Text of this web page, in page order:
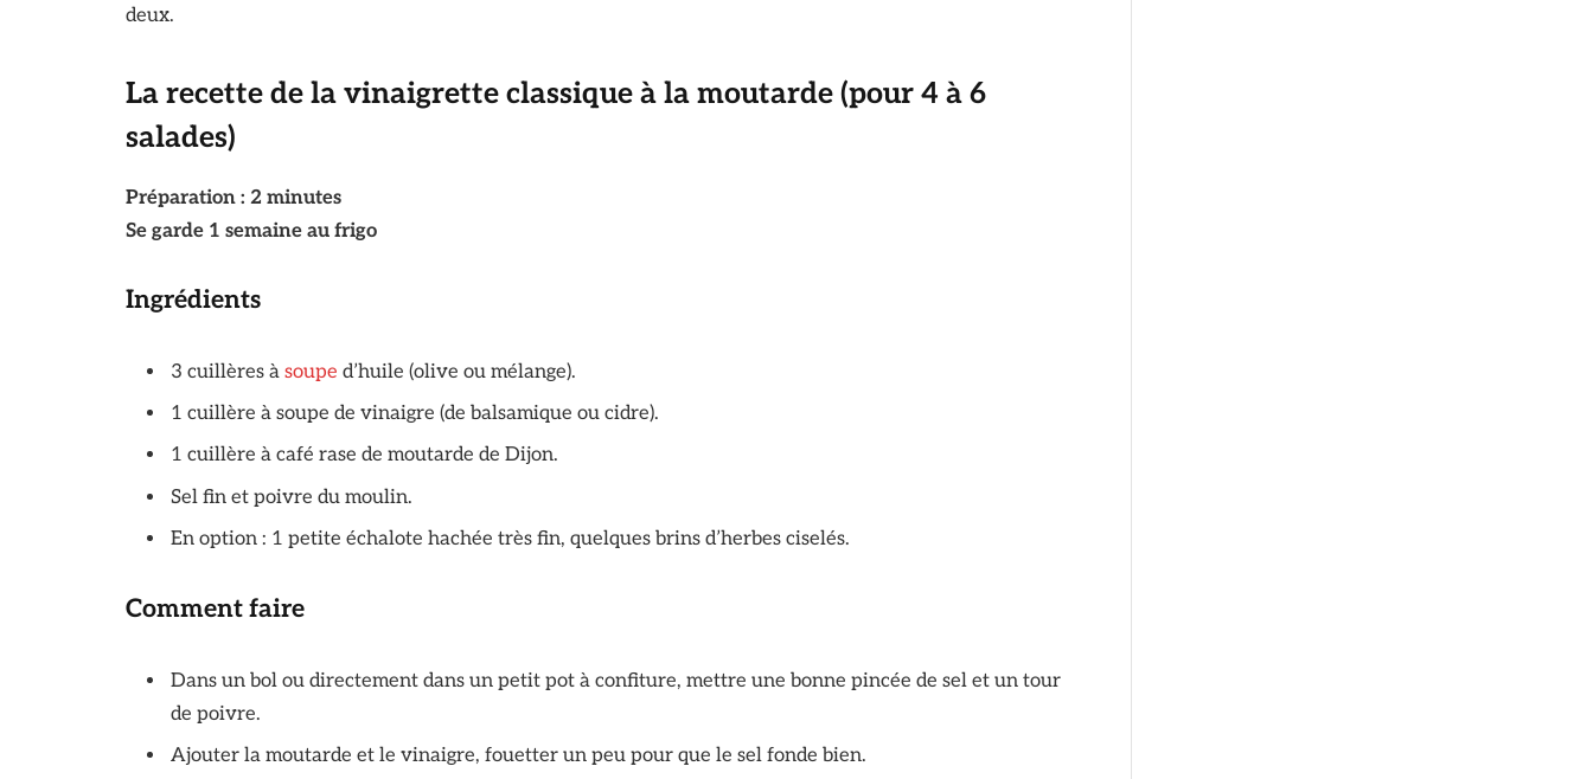
deux.
La recette de la vinaigrette classique à la moutarde (pour 4 à 6
salades)
Préparation : 2 minutes
Se garde 1 semaine au frigo
Ingrédients
3 cuillères à soupe d’huile (olive ou mélange).
1 cuillère à soupe de vinaigre (de balsamique ou cidre).
1 cuillère à café rase de moutarde de Dijon.
Sel fin et poivre du moulin.
En option : 1 petite échalote hachée très fin, quelques brins d’herbes ciselés.
Comment faire
Dans un bol ou directement dans un petit pot à confiture, mettre une bonne pincée de sel et un tour
de poivre.
Ajouter la moutarde et le vinaigre, fouetter un peu pour que le sel fonde bien.